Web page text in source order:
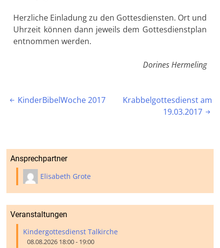
Herzliche Einladung zu den Gottesdiensten. Ort und
Uhrzeit können dann jeweils dem Gottesdienstplan
entnommen werden.
Dorines Hermeling
Beitragsnavigation
 KinderBibelWoche 2017
Krabbelgottesdienst am
19.03.2017 
Ansprechpartner
Elisabeth Grote
Veranstaltungen
Kindergottesdienst Talkirche
08.08.2026 18:00 - 19:00